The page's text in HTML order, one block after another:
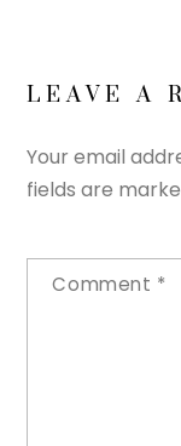
LEAVE A
Your email
fields are
Comment *